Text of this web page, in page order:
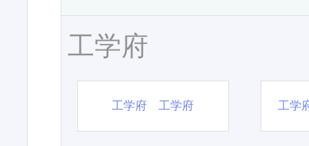
工学府
工学府 工学府 工学